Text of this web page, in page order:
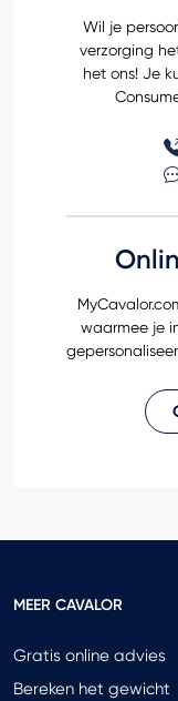
Wil je
verzorging
het ons! Je
waarmee je
MEER CAVALOR
Gratis online advies
Bereken het gewicht